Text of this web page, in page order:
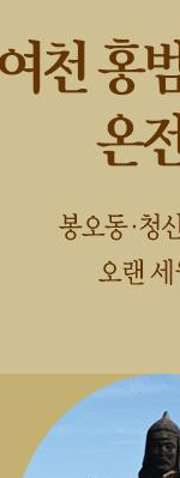
의 폭거로 카자흐스
및 거주 이전 금지
1 홍범도 장군을 추억하
인섭의 홍범도 회상기
2 홍범도 항일역전표
3 홍범도 연표